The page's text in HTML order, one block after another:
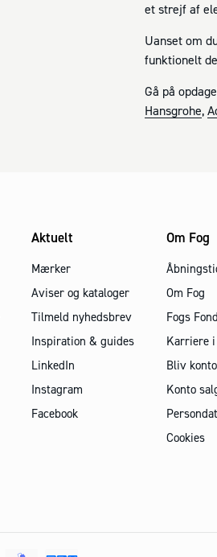
et strejf af
Uanset om
funktionelt
Gå på
Hansgrohe,
Aktuelt
Mærker
Aviser og kataloger
Tilmeld nyhedsbrev
Inspiration & guides
LinkedIn
Instagram
Facebook
Om Fog
Om Fog
Fogs Fond
Karriere i
Bliv
Konto
Cookies